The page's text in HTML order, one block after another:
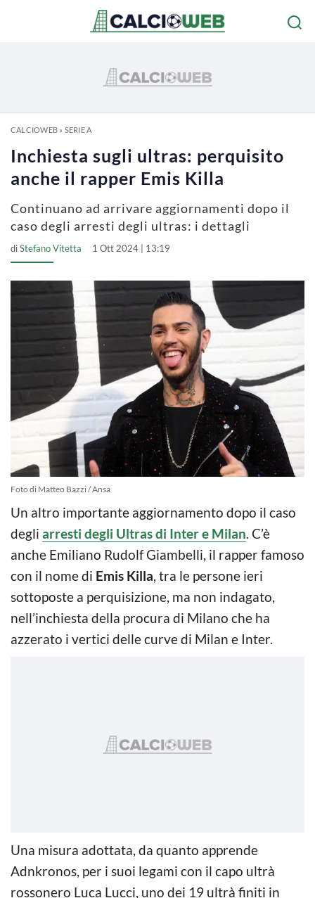
CALCIOWEB» SERIE A
Inchiesta sugli ultras: perquisito
anche il rapper Emis Killa
Continuano ad arrivare aggiornamenti dopo il
caso degli arresti degli ultras: i dettagli
diStefano Vitetta 1 Ott 2024 | 13:19
Foto di Matteo Bazzi / Ansa
Un altro importante aggiornamento dopo il caso
degli arresti degli Ultras di Inter e Milan. C’è
anche Emiliano Rudolf Giambelli, il rapper famoso
con il nome di Emis Killa, tra le persone ieri
sottoposte a perquisizione, ma non indagato,
nell’inchiesta della procura di Milano che ha
azzerato i vertici delle curve di Milan e Inter.
Una misura adottata, da quanto apprende
Adnkronos, per i suoi legami con il capo ultrà
rossonero Luca Lucci, uno dei 19 ultrà finiti in